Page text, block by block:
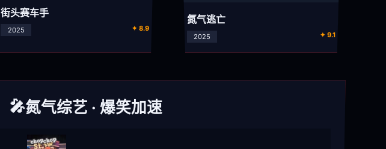
街头赛车手
2025 ✦ 8.9
氮气逃亡
2025 ✦ 9.1
🎤氮气综艺 · 爆笑加速